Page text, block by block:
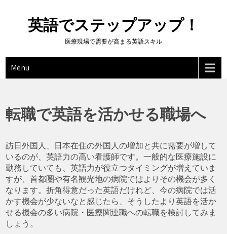
英語でステップアップ！
医療現場で需要が高まる英語スキル
Menu
転職で英語を活かせる職場へ
訪日外国人、日本在住の外国人の増加と共に需要が増して
いるのが、英語力の高い看護師です。一般的な医療施設に
勤務していても、英語力が役立つタイミングが増えていま
すが、首都圏や有名観光地の病院ではよりその機会が多く
なります。折角得意だった英語だけれど、今の病院では活
かす機会が少ないなと感じたら、そうしたより英語を活か
せる機会の多い病院・医療関連職への転職を検討してみま
しょう。